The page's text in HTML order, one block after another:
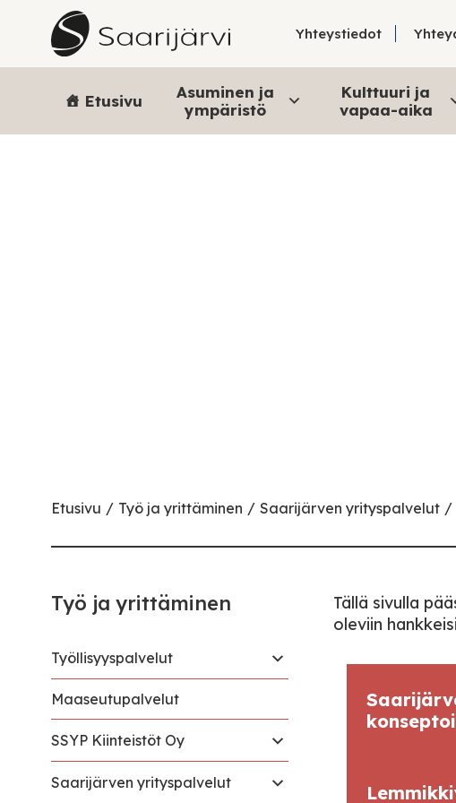
Skip to content
Yhteystiedot
Etusivu
Asuminen ja
ympäristö
Kulttuuri ja
vapaa-aika
Etusivu Työ ja yrittäminen Saarijärven yrityspalvelut
Työ ja yrittäminen
Työllisyyspalvelut
Maaseutupalvelut
SSYP Kiinteistöt Oy
Saarijärven yrityspalvelut
Tällä sivulla
oleviin